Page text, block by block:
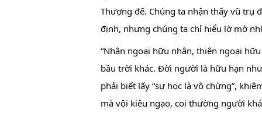
Thượng đế. Chúng ta nhận thấy vũ trụ
định, nhưng chúng ta chỉ hiểu lờ mờ
“Nhân ngoại hữu nhân, thiên ngoại
bầu trời khác. Đời người là hữu hạn
phải biết lấy “sự học là vô chừng”,
mà vội kiêu ngạo, coi thường người